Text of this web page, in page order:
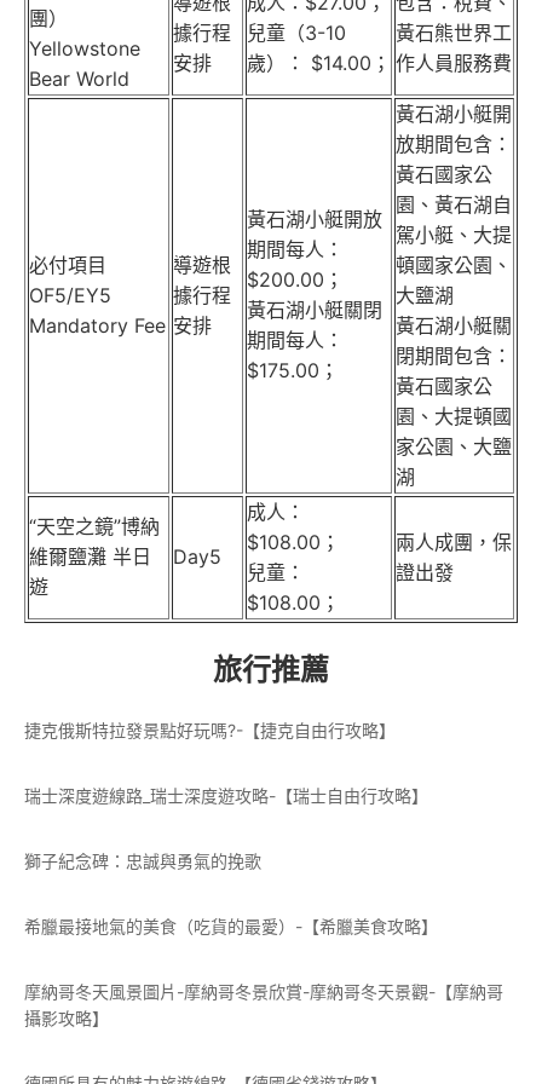
團）
Yellowstone
Bear World
據行程
安排
兒童（3-10
歲）： $14.00；
黃石熊世界工
作人員服務費
必付項目
OF5/EY5
Mandatory Fee
導遊根
據行程
安排
黃石湖小艇開放
期間每人：
$200.00；
黃石湖小艇關閉
期間每人：
$175.00；
黃石湖小艇開
放期間包含：
黃石國家公
園、黃石湖自
駕小艇、大提
頓國家公園、
大鹽湖
黃石湖小艇關
閉期間包含：
黃石國家公
園、大提頓國
家公園、大鹽
湖
“天空之鏡”博納
維爾鹽灘 半日
遊
Day5
成人：
$108.00；
兒童：
$108.00；
兩人成團，保
證出發
旅行推薦
捷克俄斯特拉發景點好玩嗎?-【捷克自由行攻略】
瑞士深度遊線路_瑞士深度遊攻略-【瑞士自由行攻略】
獅子紀念碑：忠誠與勇氣的挽歌
希臘最接地氣的美食（吃貨的最愛）-【希臘美食攻略】
摩納哥冬天風景圖片-摩納哥冬景欣賞-摩納哥冬天景觀-【摩納哥
攝影攻略】